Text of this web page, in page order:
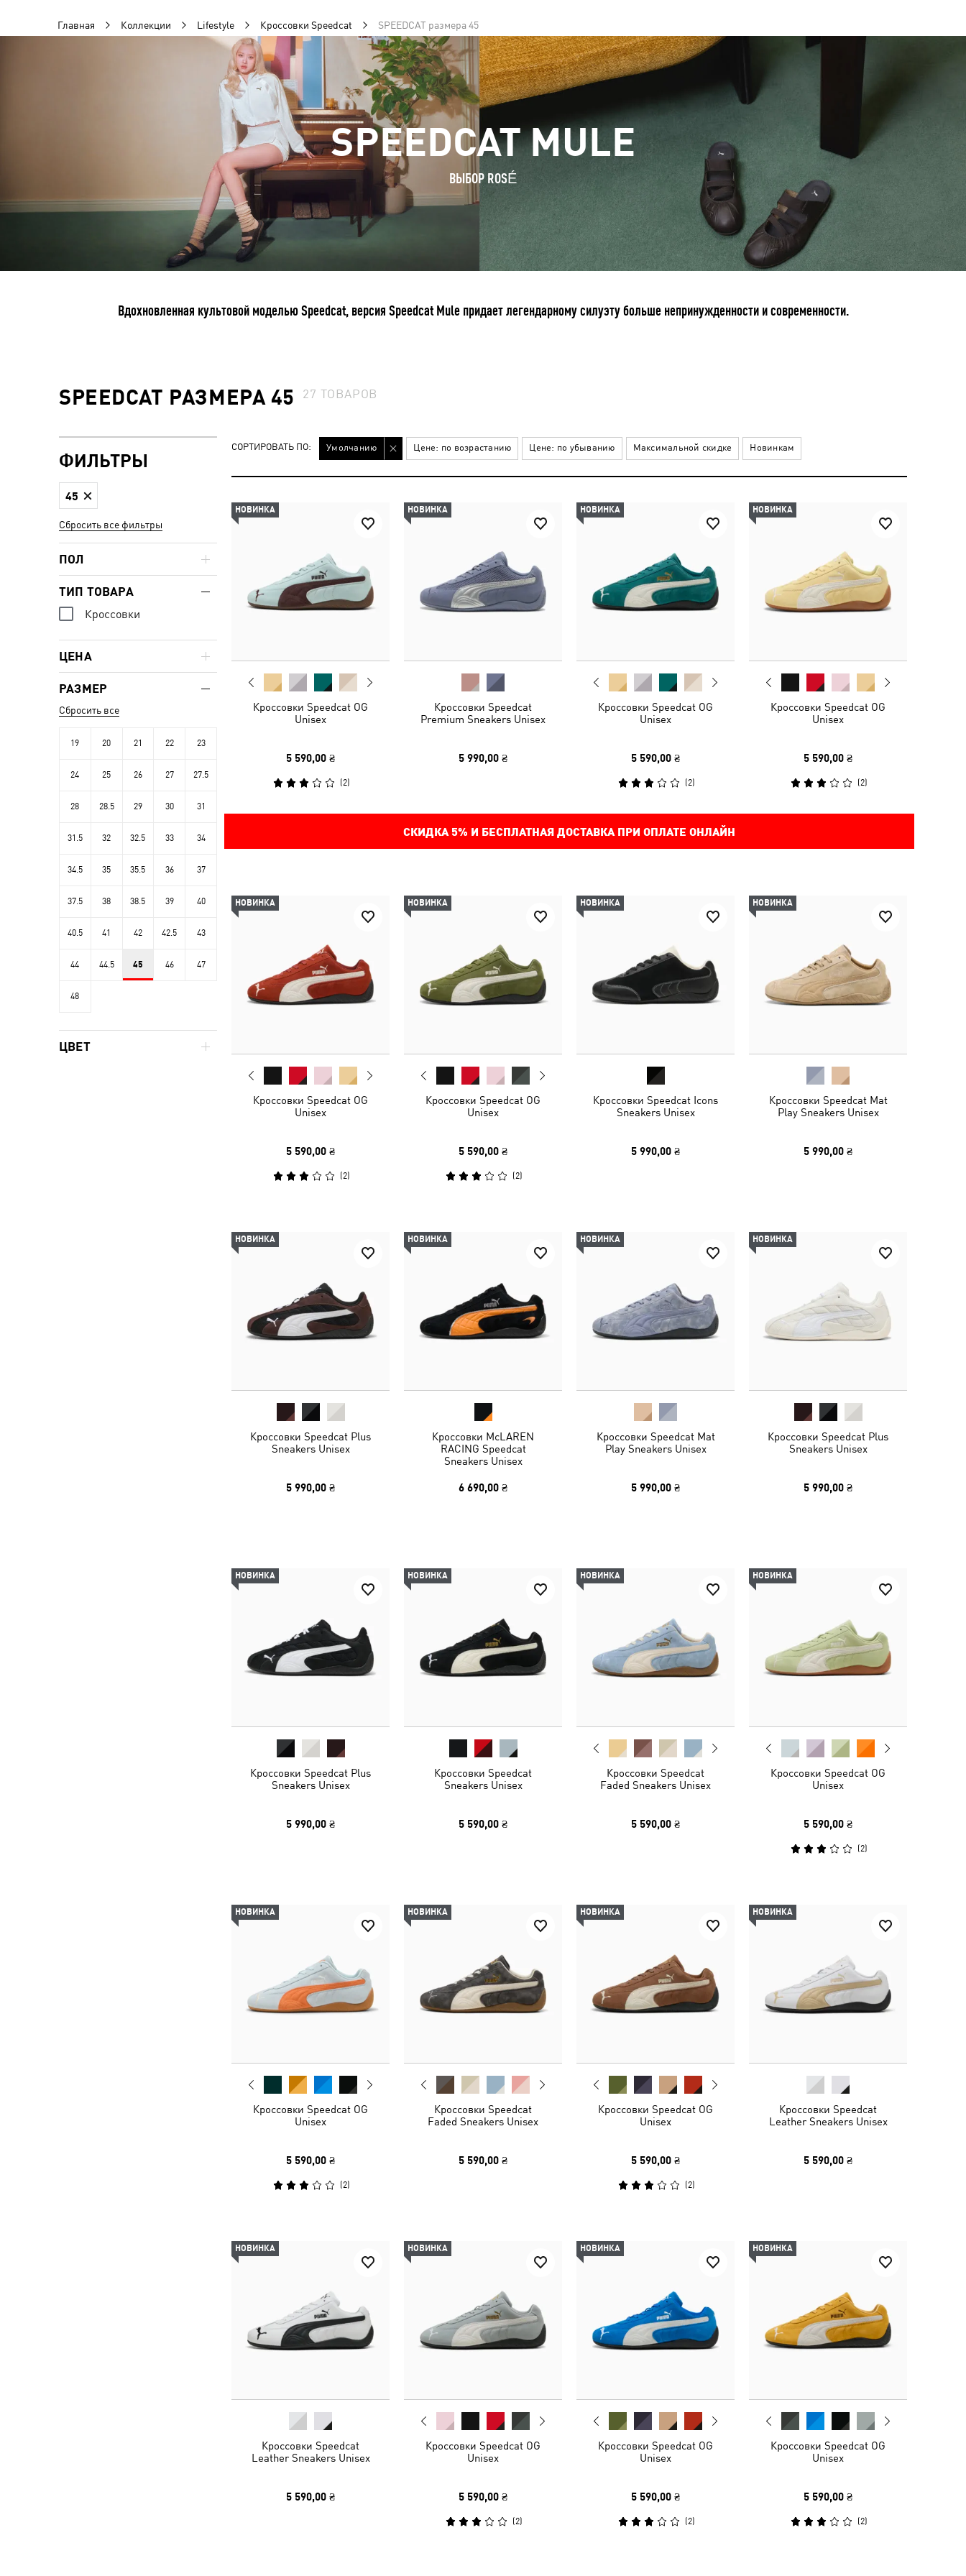
Главная Коллекции Lifestyle Кроссовки Speedcat SPEEDCAT размера 45
SPEEDCAT MULE
ВЫБОР ROSÉ
Вдохновленная культовой моделью Speedcat, версия Speedcat Mule придает легендарному силуэту больше непринужденности и современности.
SPEEDCAT РАЗМЕРА 45 27 ТОВАРОВ
СОРТИРОВАТЬ ПО: Умолчанию Цене: по возрастанию Цене: по убыванию Максимальной скидке Новинкам
НОВИНКА
Кроссовки Speedcat OG
Unisex
5 590,00 ₴
(2)
НОВИНКА
Кроссовки Speedcat
Premium Sneakers Unisex
5 990,00 ₴
НОВИНКА
Кроссовки Speedcat OG
Unisex
5 590,00 ₴
(2)
НОВИНКА
Кроссовки Speedcat OG
Unisex
5 590,00 ₴
(2)
СКИДКА 5% И БЕСПЛАТНАЯ ДОСТАВКА ПРИ ОПЛАТЕ ОНЛАЙН
НОВИНКА
Кроссовки Speedcat OG
Unisex
5 590,00 ₴
(2)
НОВИНКА
Кроссовки Speedcat OG
Unisex
5 590,00 ₴
(2)
НОВИНКА
Кроссовки Speedcat Icons
Sneakers Unisex
5 990,00 ₴
НОВИНКА
Кроссовки Speedcat Mat
Play Sneakers Unisex
5 990,00 ₴
НОВИНКА
Кроссовки Speedcat Plus
Sneakers Unisex
5 990,00 ₴
НОВИНКА
Кроссовки McLAREN
RACING Speedcat
Sneakers Unisex
6 690,00 ₴
НОВИНКА
Кроссовки Speedcat Mat
Play Sneakers Unisex
5 990,00 ₴
НОВИНКА
Кроссовки Speedcat Plus
Sneakers Unisex
5 990,00 ₴
НОВИНКА
Кроссовки Speedcat Plus
Sneakers Unisex
5 990,00 ₴
НОВИНКА
Кроссовки Speedcat
Sneakers Unisex
5 590,00 ₴
НОВИНКА
Кроссовки Speedcat
Faded Sneakers Unisex
5 590,00 ₴
НОВИНКА
Кроссовки Speedcat OG
Unisex
5 590,00 ₴
(2)
НОВИНКА
Кроссовки Speedcat OG
Unisex
5 590,00 ₴
(2)
НОВИНКА
Кроссовки Speedcat
Faded Sneakers Unisex
5 590,00 ₴
НОВИНКА
Кроссовки Speedcat OG
Unisex
5 590,00 ₴
(2)
НОВИНКА
Кроссовки Speedcat
Leather Sneakers Unisex
5 590,00 ₴
НОВИНКА
Кроссовки Speedcat
Leather Sneakers Unisex
5 590,00 ₴
НОВИНКА
Кроссовки Speedcat OG
Unisex
5 590,00 ₴
(2)
НОВИНКА
Кроссовки Speedcat OG
Unisex
5 590,00 ₴
(2)
НОВИНКА
Кроссовки Speedcat OG
Unisex
5 590,00 ₴
(2)
ФИЛЬТРЫ
45
Сбросить все фильтры
ПОЛ
ТИП ТОВАРА
Кроссовки
ЦЕНА
РАЗМЕР
Сбросить все
19 20 21 22 23
24 25 26 27 27.5
28 28.5 29 30 31
31.5 32 32.5 33 34
34.5 35 35.5 36 37
37.5 38 38.5 39 40
40.5 41 42 42.5 43
44 44.5 45 46 47
48
ЦВЕТ